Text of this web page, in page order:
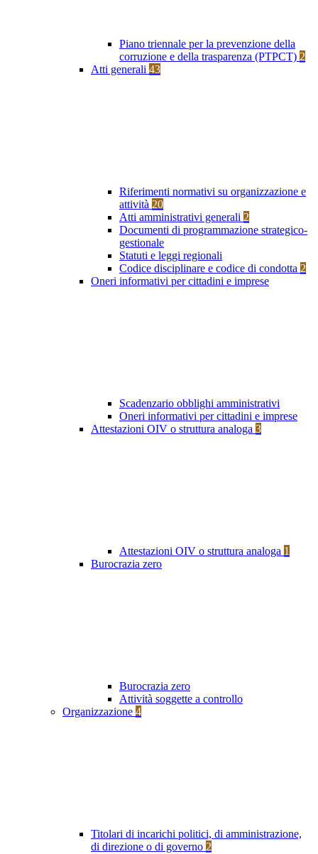
Piano triennale per la prevenzione della
corruzione e della trasparenza (PTPCT) 2
Atti generali 43
Riferimenti normativi su organizzazione e
attività 20
Atti amministrativi generali 2
Documenti di programmazione strategico-
gestionale
Statuti e leggi regionali
Codice disciplinare e codice di condotta 2
Oneri informativi per cittadini e imprese
Scadenzario obblighi amministrativi
Oneri informativi per cittadini e imprese
Attestazioni OIV o struttura analoga 3
Attestazioni OIV o struttura analoga 1
Burocrazia zero
Burocrazia zero
Attività soggette a controllo
Organizzazione 4
Titolari di incarichi politici, di amministrazione,
di direzione o di governo 2